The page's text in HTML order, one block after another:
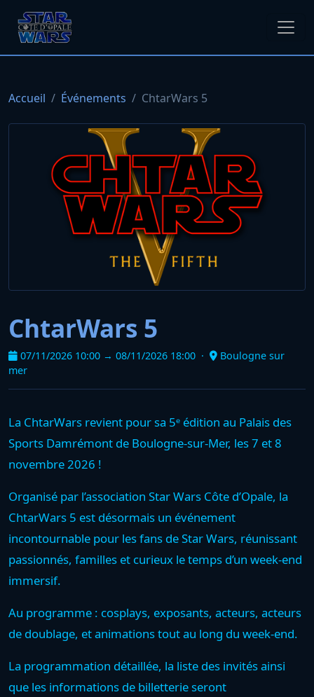
Accueil Événements ChtarWars 5
ChtarWars 5
07/11/2026 10:00 → 08/11/2026 18:00 ·
Boulogne sur
mer
La ChtarWars revient pour sa 5ᵉ édition au Palais des
Sports Damrémont de Boulogne-sur-Mer, les 7 et 8
novembre 2026 !
Organisé par l’association Star Wars Côte d’Opale, la
ChtarWars 5 est désormais un événement
incontournable pour les fans de Star Wars, réunissant
passionnés, familles et curieux le temps d’un week-end
immersif.
Au programme : cosplays, exposants, acteurs, acteurs
de doublage, et animations tout au long du week-end.
La programmation détaillée, la liste des invités ainsi
que les informations de billetterie seront